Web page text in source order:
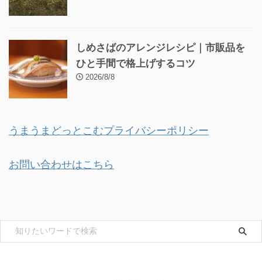
しめさばのアレンジレシピ｜市販品を
ひと手間で格上げするコツ
2026/8/8
うまうまどっとこむプライバシーポリシー
お問い合わせはこちら